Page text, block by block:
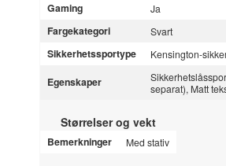
Gaming Ja
Fargekategori Svart
Sikkerhetssportype Kensington-
Egenskaper
separat), Matt
Størrelser og vekt
Bemerkninger Med stativ